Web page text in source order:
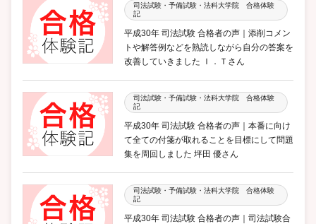
司法試験・予備試験・法科大学院 合格体験
記
平成30年 司法試験 合格者の声｜添削コメン
トや解答例などを熟読しながら自分の答案を
改善していきました Ｉ．Ｔさん
司法試験・予備試験・法科大学院 合格体験
記
平成30年 司法試験 合格者の声｜本番に向け
て全ての付箋が取れることを目標にして問題
集を周回しました 坪田 優さん
司法試験・予備試験・法科大学院 合格体験
記
平成30年 司法試験 合格者の声｜司法試験合